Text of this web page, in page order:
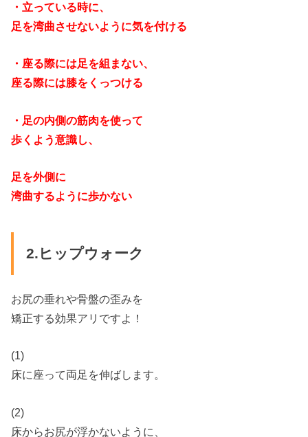
・立っている時に、
足を湾曲させないように気を付ける
・座る際には足を組まない、
座る際には膝をくっつける
・足の内側の筋肉を使って
歩くよう意識し、
足を外側に
湾曲するように歩かない
2.ヒップウォーク
お尻の垂れや骨盤の歪みを
矯正する効果アリですよ！
(1)
床に座って両足を伸ばします。
(2)
床からお尻が浮かないように、